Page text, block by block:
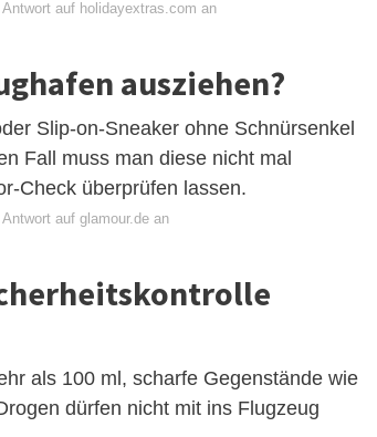
auf holidayextras.com an
ausziehen?
Slip-on-Sneaker ohne Schnürsenkel
Fall muss man diese nicht mal
Check überprüfen lassen.
auf glamour.de an
als 100 ml, scharfe Gegenstände wie
dürfen nicht mit ins Flugzeug